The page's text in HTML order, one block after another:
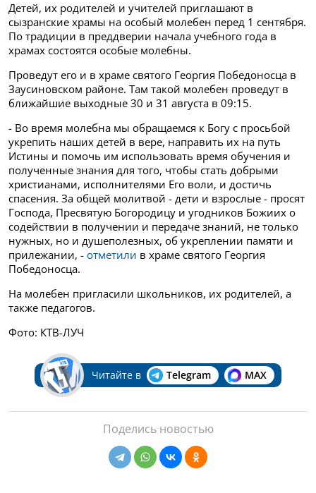
Детей, их родителей и учителей приглашают в
сызранские храмы на особый молебен перед 1 сентября.
По традиции в преддверии начала учебного года в
храмах состоятся особые молебны.
Проведут его и в храме святого Георгия Победоносца в
Заусиновском районе. Там такой молебен проведут в
ближайшие выходные 30 и 31 августа в 09:15.
- Во время молебна мы обращаемся к Богу с просьбой
укрепить наших детей в вере, направить их на путь
Истины и помочь им использовать время обучения и
полученные знания для того, чтобы стать добрыми
христианами, исполнителями Его воли, и достичь
спасения. За общей молитвой - дети и взрослые - просят
Господа, Пресвятую Богородицу и угодников Божиих о
содействии в получении и передаче знаний, не только
нужных, но и душеполезных, об укреплении памяти и
прилежании, - отметили в храме святого Георгия
Победоносца.
На молебен пригласили школьников, их родителей, а
также педагогов.
Фото: КТВ-ЛУЧ
Читайте в Telegram MAX
Поделись новостью